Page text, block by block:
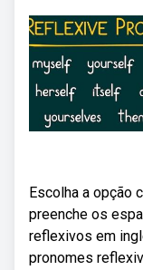
Escolha a opção
preenche os
reflexivos em
pronomes